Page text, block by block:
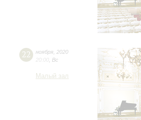
22 ноября 2020
20:00 Вс
Малый зал